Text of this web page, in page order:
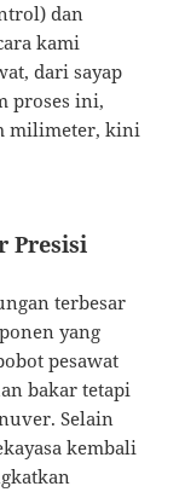
dan
kami
dari sayap
proses ini,
milimeter, kini
Presisi
terbesar
yang
pesawat
bakar tetapi
Selain
kembali